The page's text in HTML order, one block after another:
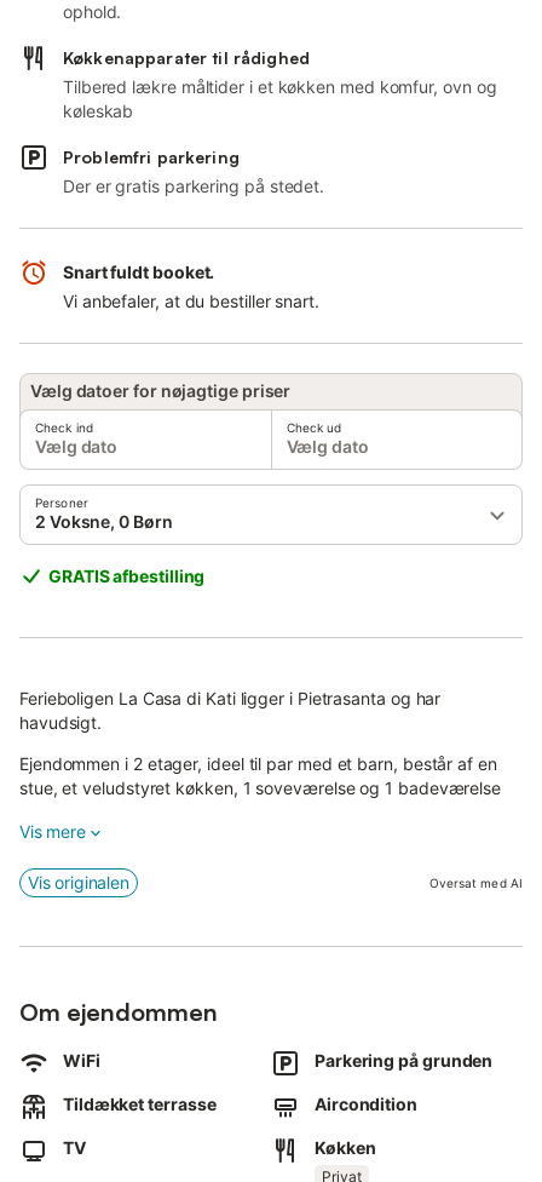
ophold.
Køkkenapparater til rådighed
Tilbered lækre måltider i et køkken med komfur, ovn og
køleskab
Problemfri parkering
Der er gratis parkering på stedet.
Snart fuldt booket.
Vi anbefaler, at du bestiller snart.
Vælg datoer for nøjagtige priser
Check ind
Vælg dato
Check ud
Vælg dato
Personer
2 Voksne, 0 Børn
GRATIS afbestilling
Ferieboligen La Casa di Kati ligger i Pietrasanta og har
havudsigt.
Ejendommen i 2 etager, ideel til par med et barn, består af en
stue, et veludstyret køkken, 1 soveværelse og 1 badeværelse
sovesofa i soveværelset.
videoopkald), et tv, aircondition samt en vaskemaskine.
Denne feriebolig har en privat overdækket terrasse til
afslappende aftener.
Den berømte mole i Forte dei Marmi og katedralen Saint Martino
i Pietrasanta ligger 20 minutters kørsel derfra.
Der er gratis parkering på gaden.
Ejendommen tilbyder hjemmelavede/lokalt producerede råvarer.
Denne ejendom har retningslinjer, der hjælper gæster med
Vis mere
Vis originalen Oversat med AI
Om ejendommen
WiFi Parkering på grunden
Tildækket terrasse Aircondition
TV Køkken
Privat